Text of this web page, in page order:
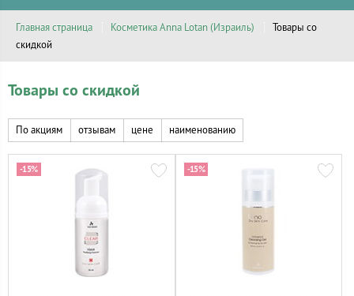
Главная страница Косметика Anna Lotan (Израиль)
Товары со
скидкой
Товары со скидкой
По акциям отзывам цене наименованию
-15% -15%